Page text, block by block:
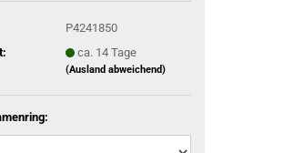
P4241850
ca. 14 Tage
(Ausland abweichend)